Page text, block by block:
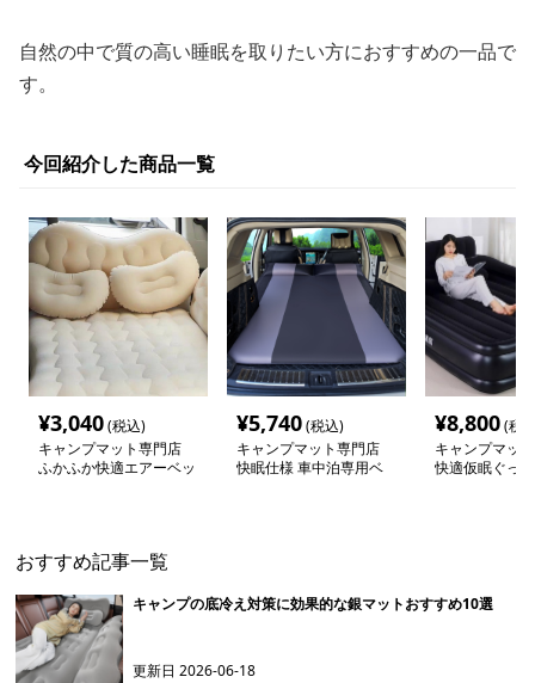
自然の中で質の高い睡眠を取りたい方におすすめの一品で
す。
今回紹介した商品一覧
¥3,040(税込)
キャンプマット専門店
ふかふか快適エアーベッ
¥5,740(税込)
キャンプマット専門店
快眠仕様 車中泊専用ベ
¥8,800(税
キャンプマッ
快適仮眠ぐっ
おすすめ記事一覧
キャンプの底冷え対策に効果的な銀マットおすすめ10選
更新日2026-06-18